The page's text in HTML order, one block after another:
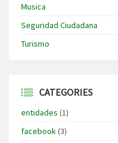
Musica
Seguridad Ciudadana
Turismo
CATEGORIES
entidades (1)
facebook(3)